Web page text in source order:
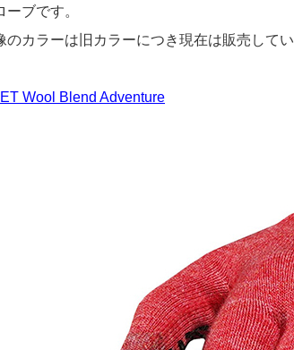
ーブです。
のカラーは旧カラーにつき現在は販売してい
Wool Blend Adventure